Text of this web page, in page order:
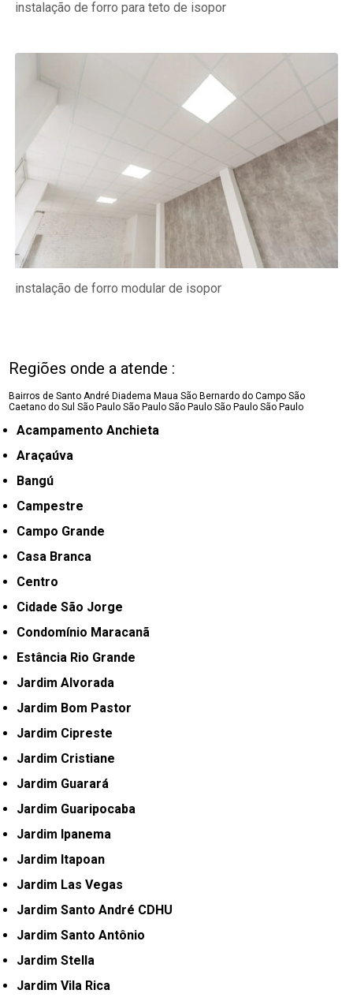
instalação de forro para teto de isopor
instalação de forro modular de isopor
Regiões onde a atende :
Bairros de Santo André Diadema Maua São Bernardo do Campo São
Caetano do SulSão Paulo São Paulo São Paulo São Paulo São Paulo
Acampamento Anchieta
Araçaúva
Bangú
Campestre
Campo Grande
Casa Branca
Centro
Cidade São Jorge
Condomínio Maracanã
Estância Rio Grande
Jardim Alvorada
Jardim Bom Pastor
Jardim Cipreste
Jardim Cristiane
Jardim Guarará
Jardim Guaripocaba
Jardim Ipanema
Jardim Itapoan
Jardim Las Vegas
Jardim Santo André CDHU
Jardim Santo Antônio
Jardim Stella
Jardim Vila Rica